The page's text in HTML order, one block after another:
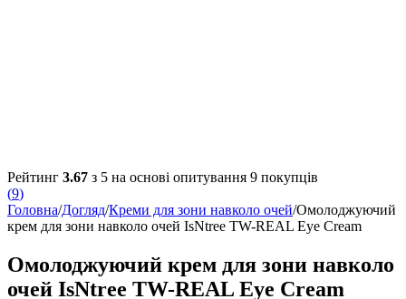
Рейтинг 3.67 з 5 на основі опитування 9 покупців
(9)
Головна/Догляд/Креми для зони навколо очей/Омолоджуючий
крем для зони навколо очей IsNtree TW-REAL Eye Cream
Омолоджуючий крем для зони навколо
очей IsNtree TW-REAL Eye Cream